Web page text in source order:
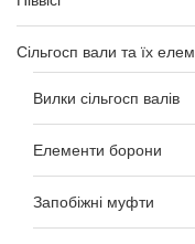
Сільгосп вали та їх
Вилки сільгосп валів
Елементи борони
Запобіжні муфти